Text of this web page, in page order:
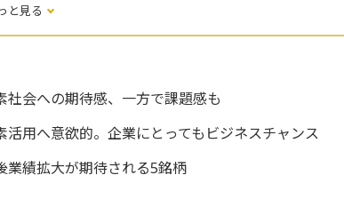
と見る
社会への期待感、一方で課題感も
活用へ意欲的。企業にとってもビジネスチャンス
業績拡大が期待される5銘柄